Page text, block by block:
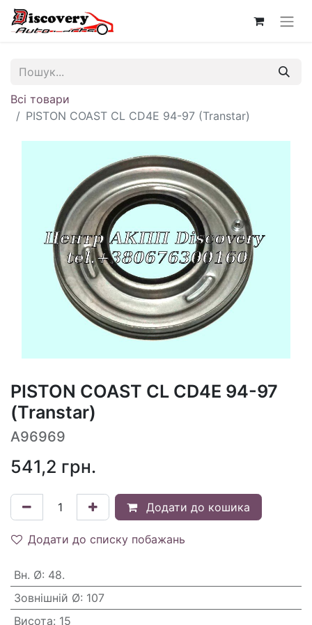
Всі товари
PISTON COAST CL CD4E 94-97 (Transtar)
PISTON COAST CL CD4E 94-97
(Transtar)
A96969
541,2 грн.
Додати до кошика
Додати до списку побажань
Вн. Ø: 48.
Зовнішній Ø: 107
Висота: 15